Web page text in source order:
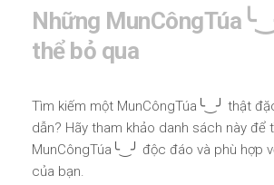
Những
thể bỏ qua
Tìm kiếm một MunCôngTúa╰‿╯ thật
dẫn? Hãy tham khảo danh sách này để
MunCôngTúa╰‿╯ độc đáo và phù hợp
của bạn.